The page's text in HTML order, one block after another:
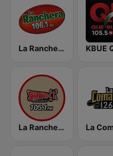
La Ranchera 106.1 FM
La Rancherita 105.1 FM